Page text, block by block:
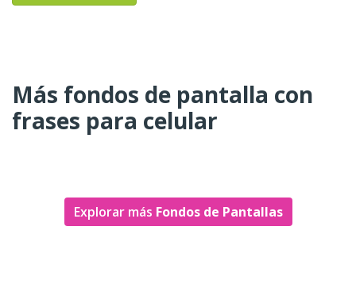
Más fondos de pantalla con
frases para celular
Explorar más Fondos de Pantallas